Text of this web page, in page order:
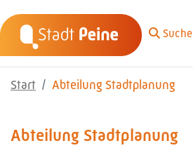
Zum Hauptinhalt springen
Suche
Start Abteilung Stadtplanung
Abteilung Stadtplanung